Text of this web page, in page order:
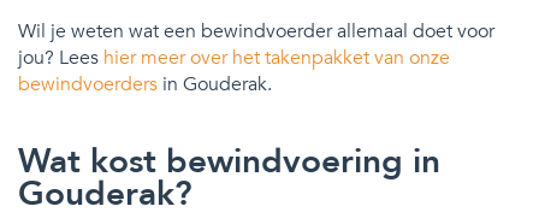
Wil je weten wat een bewindvoerder allemaal doet voor
jou? Lees hier meer over het takenpakket van onze
bewindvoerders in Gouderak.
Wat kost bewindvoering in
Gouderak?